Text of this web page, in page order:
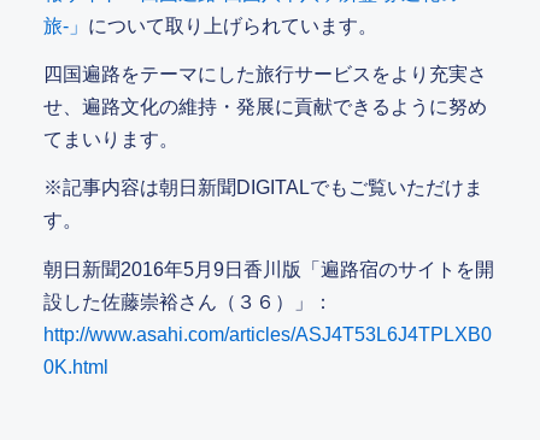
旅-」 について取り上げられています。
四国遍路をテーマにした旅行サービスをより充実さ
せ、遍路文化の維持・発展に貢献できるように努め
てまいります。
※記事内容は朝日新聞DIGITALでもご覧いただけま
す。
朝日新聞2016年5月9日香川版「遍路宿のサイトを開
設した佐藤崇裕さん（３６）」：
http://www.asahi.com/articles/ASJ4T53L6J4TPLXB0
0K.html